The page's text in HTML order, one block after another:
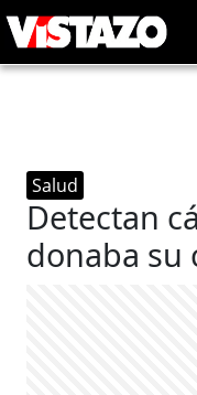
Salud
Detectan
donaba su